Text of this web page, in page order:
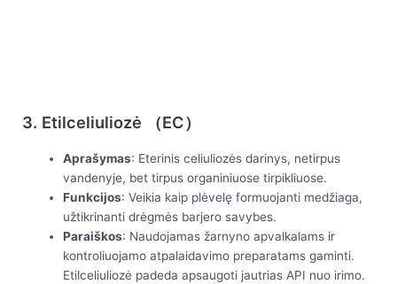
3. Etilceliuliozė （EC）
Aprašymas: Eterinis celiuliozės darinys, netirpus
vandenyje, bet tirpus organiniuose tirpikliuose.
Funkcijos: Veikia kaip plėvelę formuojanti medžiaga,
užtikrinanti drėgmės barjero savybes.
Paraiškos: Naudojamas žarnyno apvalkalams ir
kontroliuojamo atpalaidavimo preparatams gaminti.
Etilceliuliozė padeda apsaugoti jautrias API nuo irimo.